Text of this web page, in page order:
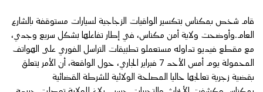
قام شخص بمكناس بتكسير الواقيات الزجاجية لسيارات مستوقفة بالشارع
العام.وأوضحت ولاية أمن مكناس، في إطار تفاعلها بشكل سريع وجدي،
مع مقطع فيديو تداوله مستعملو تطبيقات التراسل الفوري على الهواتف
المحمولة يوم أمس الأحد 7 فبراير الجاري، حول الواقعة، أن الأمر يتعلق
بقضية زجرية تعالجها حاليا المصلحة الولائية للشرطة القضائية